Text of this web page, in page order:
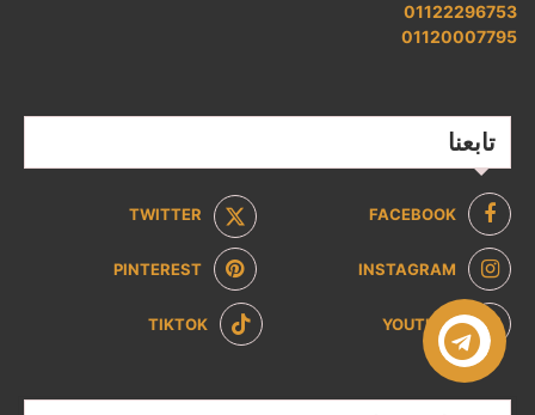
01122296753
01120007795
تابعنا
FACEBOOK
TWITTER
INSTAGRAM
PINTEREST
YOUTUBE
TIKTOK